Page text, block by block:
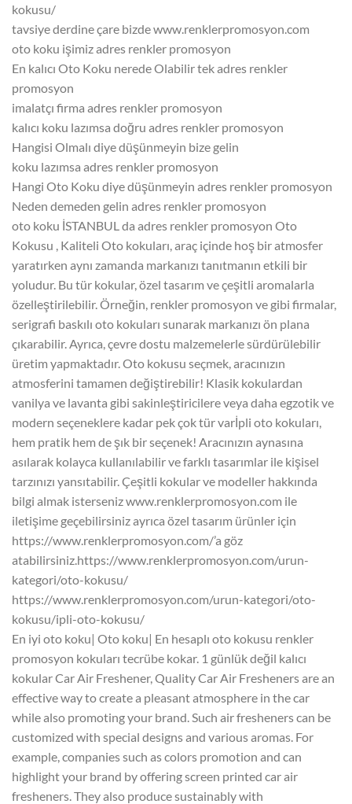
kokusu/
tavsiye derdine çare bizde www.renklerpromosyon.com
oto koku işimiz adres renkler promosyon
En kalıcı Oto Koku nerede Olabilir tek adres renkler
promosyon
imalatçı firma adres renkler promosyon
kalıcı koku lazımsa doğru adres renkler promosyon
Hangisi Olmalı diye düşünmeyin bize gelin
koku lazımsa adres renkler promosyon
Hangi Oto Koku diye düşünmeyin adres renkler promosyon
Neden demeden gelin adres renkler promosyon
oto koku İSTANBUL da adres renkler promosyon Oto
Kokusu , Kaliteli Oto kokuları, araç içinde hoş bir atmosfer
yaratırken aynı zamanda markanızı tanıtmanın etkili bir
yoludur. Bu tür kokular, özel tasarım ve çeşitli aromalarla
özelleştirilebilir. Örneğin, renkler promosyon ve gibi firmalar,
serigrafi baskılı oto kokuları sunarak markanızı ön plana
çıkarabilir. Ayrıca, çevre dostu malzemelerle sürdürülebilir
üretim yapmaktadır. Oto kokusu seçmek, aracınızın
atmosferini tamamen değiştirebilir! Klasik kokulardan
vanilya ve lavanta gibi sakinleştiricilere veya daha egzotik ve
modern seçeneklere kadar pek çok tür varİpli oto kokuları,
hem pratik hem de şık bir seçenek! Aracınızın aynasına
asılarak kolayca kullanılabilir ve farklı tasarımlar ile kişisel
tarzınızı yansıtabilir. Çeşitli kokular ve modeller hakkında
bilgi almak isterseniz www.renklerpromosyon.com ile
iletişime geçebilirsiniz ayrıca özel tasarım ürünler için
https://www.renklerpromosyon.com/’a göz
atabilirsiniz.https://www.renklerpromosyon.com/urun-
kategori/oto-kokusu/
https://www.renklerpromosyon.com/urun-kategori/oto-
kokusu/ipli-oto-kokusu/
En iyi oto koku| Oto koku| En hesaplı oto kokusu renkler
promosyon kokuları tecrübe kokar. 1 günlük değil kalıcı
kokular Car Air Freshener, Quality Car Air Fresheners are an
effective way to create a pleasant atmosphere in the car
while also promoting your brand. Such air fresheners can be
customized with special designs and various aromas. For
example, companies such as colors promotion and can
highlight your brand by offering screen printed car air
fresheners. They also produce sustainably with